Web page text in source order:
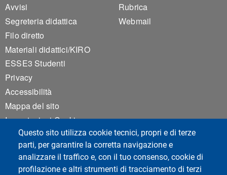
Questo sito utilizza cookie tecnici, propri e di terze
parti, per garantire la corretta navigazione e
analizzare il traffico e, con il tuo consenso, cookie di
profilazione e altri strumenti di tracciamento di terzi
Footer 1
Avvisi
Segreteria didattica
Filo diretto
Materiali didattici/KIRO
ESSE3 Studenti
Privacy
Accessibilità
Mappa del sito
Impostazioni Cookie
Footer 2
Rubrica
Webmail
Social del corso di laurea